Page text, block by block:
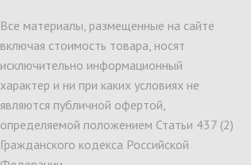
Все материалы, размещенные на сайте
включая стоимость товара, носят
исключительно информационный
характер и ни при каких условиях не
являются публичной офертой,
определяемой положением Статьи 437 (2)
Гражданского кодекса Российской